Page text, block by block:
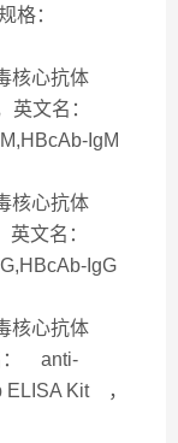
格：
核心抗体
英文名：
IgM
核心抗体
英文名：
IgG
核心抗体
： anti-
ELISA Kit ，